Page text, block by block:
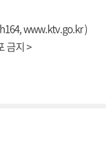
www.ktv.go.kr)
금지 >